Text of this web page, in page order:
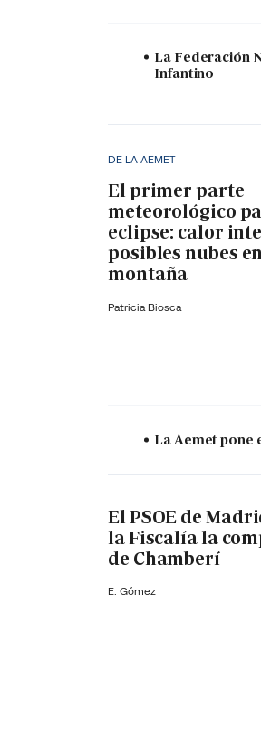
La Federación
Infantino
DE LA AEMET
El primer parte
meteorológico
eclipse: calor
posibles nubes
montaña
Patricia Biosca
La Aemet pone
El PSOE de
la Fiscalía la
de Chamberí
E. Gómez